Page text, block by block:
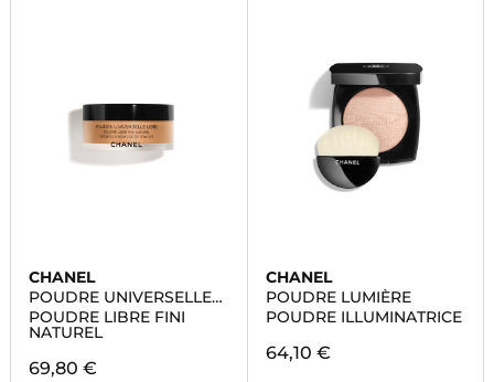
CHANEL
POUDRE UNIVERSELLE
LIBRE
POUDRE LIBRE FINI
NATUREL
69,80 €
CHANEL
POUDRE LUMIÈRE
POUDRE ILLUMINATRICE
64,10 €